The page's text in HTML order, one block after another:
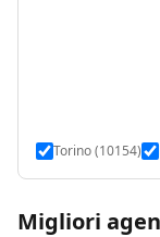
Torino (10154)
Migliori